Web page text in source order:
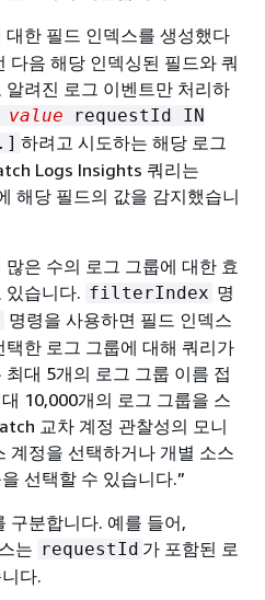
대한 필드 인덱스를 생성했다
다음 해당 인덱싱된 필드와 쿼
려진 로그 이벤트만 처리하
value
requestId IN
하려고 시도하는 해당 로그
Logs Insights 쿼리는
해당 필드의 값을 감지했습니
은 수의 로그 그룹에 대한 효
있습니다. filterIndex 명
명령을 사용하면 필드 인덱스
한 로그 그룹에 대해 쿼리가
대 5개의 로그 그룹 이름 접
10,000개의 로그 그룹을 스
교차 계정 관찰성의 모니
계정을 선택하거나 개별 소스
선택할 수 있습니다.”
구분합니다. 예를 들어,
는 requestId 가 포함된 로
다.